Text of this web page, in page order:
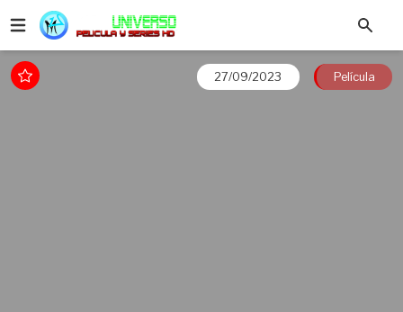
27/09/2023 Película